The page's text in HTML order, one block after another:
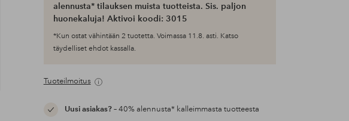
alennusta* tilauksen muista tuotteista. Sis. paljon
huonekaluja! Aktivoi koodi: 3015
*Kun ostat vähintään 2 tuotetta. Voimassa 11.8. asti. Katso
täydelliset ehdot kassalla.
Tuoteilmoitus
Uusi asiakas?– 40% alennusta* kalleimmasta tuotteesta